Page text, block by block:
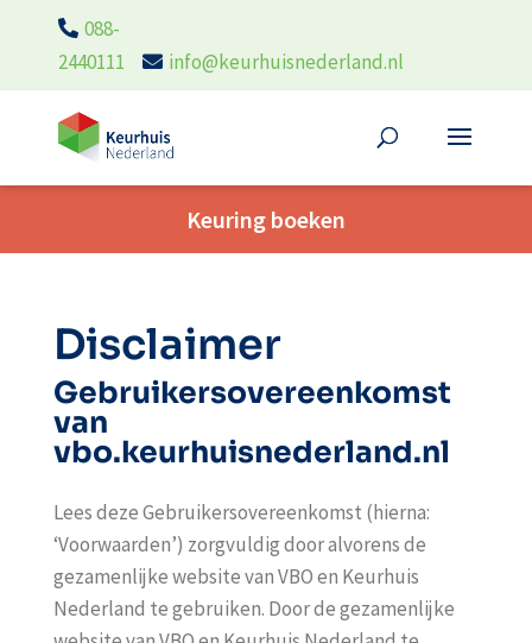
088-
2440111
info@keurhuisnederland.nl
Keuring boeken
Disclaimer
Gebruikersovereenkomst
van
vbo.keurhuisnederland.nl
Lees deze Gebruikersovereenkomst (hierna:
‘Voorwaarden’) zorgvuldig door alvorens de
gezamenlijke website van VBO en Keurhuis
Nederland te gebruiken. Door de gezamenlijke